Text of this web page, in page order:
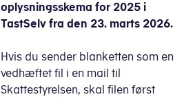
oplysningsskema for 2025 i
TastSelv fra den 23. marts 2026.
Hvis du sender blanketten som en
vedhæftet fil i en mail til
Skattestyrelsen, skal filen først